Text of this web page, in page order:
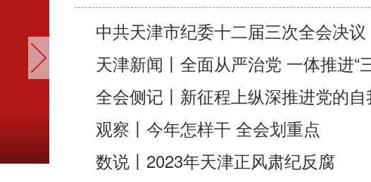
观察丨今年怎样干 全会划重点
中共天津市纪委十二届三次全会决议
天津新闻丨全面从严治党 一体推进“
全会侧记丨新征程上纵深推进党的自
观察丨今年怎样干 全会划重点
数说丨2023年天津正风肃纪反腐